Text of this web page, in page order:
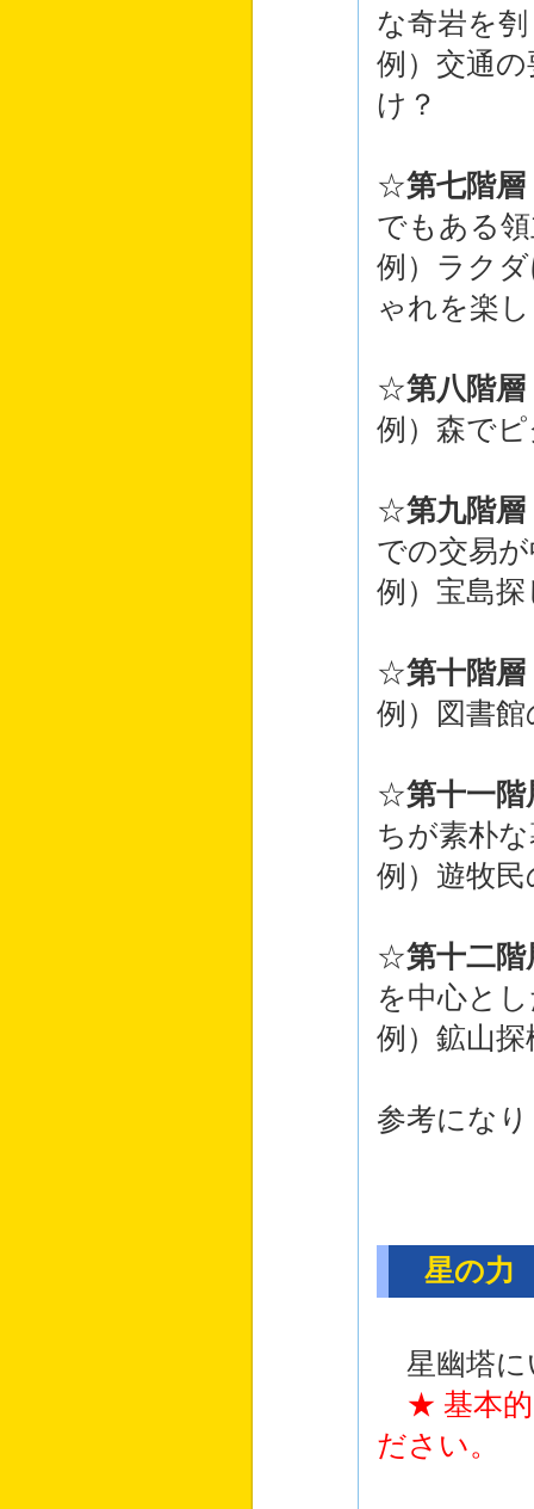
な奇岩を
例）交通
け？
☆第七階層
でもある
例）ラク
ゃれを楽
☆第八階層
例）森で
☆第九階層
での交易
例）宝島
☆第十階層
例）図書
☆第十一階
ちが素朴
例）遊牧
☆第十二階
を中心と
例）鉱山
参考にな
星の力
星幽塔に
★ 基本
ださい。